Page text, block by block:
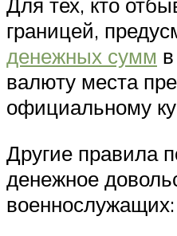
границей,
денежных сумм
валюту места
официальному
Другие правила
денежное
военнослужащих: